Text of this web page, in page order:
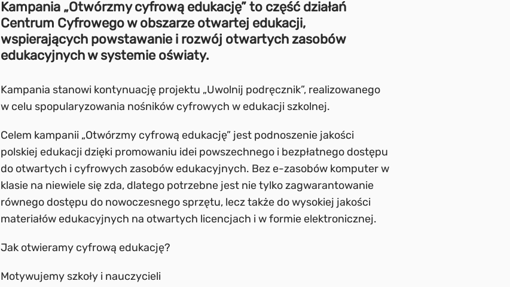
Kampania „Otwórzmy cyfrową edukację” to część działań
Centrum Cyfrowego w obszarze otwartej edukacji,
wspierających powstawanie i rozwój otwartych zasobów
edukacyjnych w systemie oświaty.
Kampania stanowi kontynuację projektu „Uwolnij podręcznik”, realizowanego
w celu spopularyzowania nośników cyfrowych w edukacji szkolnej.
Celem kampanii „Otwórzmy cyfrową edukację” jest podnoszenie jakości
polskiej edukacji dzięki promowaniu idei powszechnego i bezpłatnego dostępu
do otwartych i cyfrowych zasobów edukacyjnych. Bez e-zasobów komputer w
klasie na niewiele się zda, dlatego potrzebne jest nie tylko zagwarantowanie
równego dostępu do nowoczesnego sprzętu, lecz także do wysokiej jakości
materiałów edukacyjnych na otwartych licencjach i w formie elektronicznej.
Jak otwieramy cyfrową edukację?
Motywujemy szkoły i nauczycieli